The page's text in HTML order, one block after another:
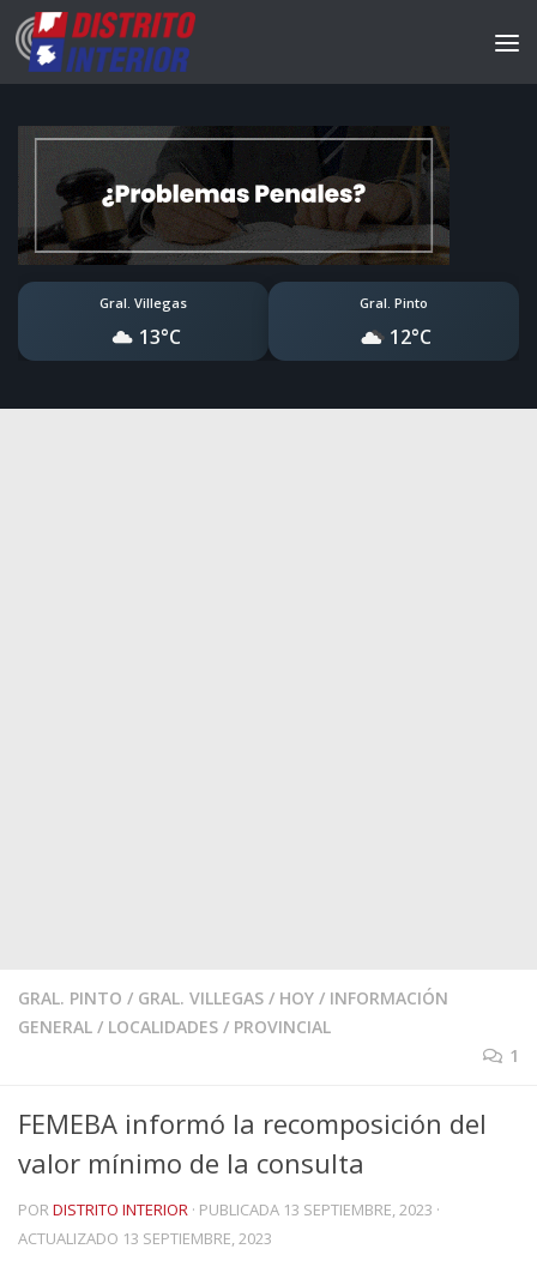
Gral. Villegas
13°C
Gral. Pinto
12°C
GRAL. PINTO / GRAL. VILLEGAS / HOY / INFORMACIÓN
GENERAL / LOCALIDADES / PROVINCIAL
1
FEMEBA informó la recomposición del
valor mínimo de la consulta
PORDISTRITO INTERIOR · PUBLICADA 13 SEPTIEMBRE, 2023 ·
ACTUALIZADO 13 SEPTIEMBRE, 2023